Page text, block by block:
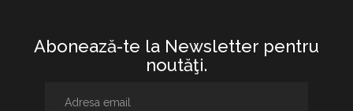
Abonează-te la Newsletter pentru
noutăţi.